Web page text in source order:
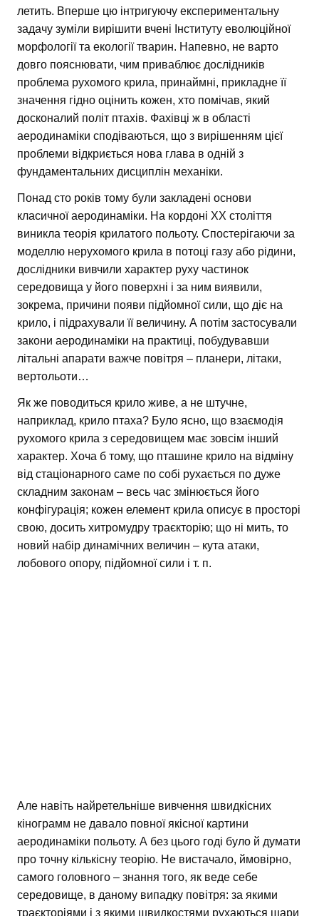
летить. Вперше цю інтригуючу експериментальну
задачу зуміли вирішити вчені Інституту еволюційної
морфології та екології тварин. Напевно, не варто
довго пояснювати, чим приваблює дослідників
проблема рухомого крила, принаймні, прикладне її
значення гідно оцінить кожен, хто помічав, який
досконалий політ птахів. Фахівці ж в області
аеродинаміки сподіваються, що з вирішенням цієї
проблеми відкриється нова глава в одній з
фундаментальних дисциплін механіки.
Понад сто років тому були закладені основи
класичної аеродинаміки. На кордоні XX століття
виникла теорія крилатого польоту. Спостерігаючи за
моделлю нерухомого крила в потоці газу або рідини,
дослідники вивчили характер руху частинок
середовища у його поверхні і за ним виявили,
зокрема, причини появи підйомної сили, що діє на
крило, і підрахували її величину. А потім застосували
закони аеродинаміки на практиці, побудувавши
літальні апарати важче повітря – планери, літаки,
вертольоти…
Як же поводиться крило живе, а не штучне,
наприклад, крило птаха? Було ясно, що взаємодія
рухомого крила з середовищем має зовсім інший
характер. Хоча б тому, що пташине крило на відміну
від стаціонарного саме по собі рухається по дуже
складним законам – весь час змінюється його
конфігурація; кожен елемент крила описує в просторі
свою, досить хитромудру траєкторію; що ні мить, то
новий набір динамічних величин – кута атаки,
лобового опору, підйомної сили і т. п.
Але навіть найретельніше вивчення швидкісних
кінограмм не давало повної якісної картини
аеродинаміки польоту. А без цього годі було й думати
про точну кількісну теорію. Не вистачало, ймовірно,
самого головного – знання того, як веде себе
середовище, в даному випадку повітря: за якими
траєкторіями і з якими швидкостями рухаються шари